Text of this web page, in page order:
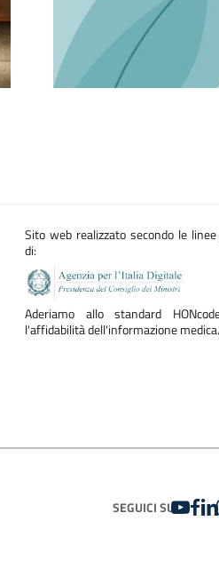
IL DISTURBO DA
Sito web realizzato secondo le
di:
Aderiamo allo standard
l'affidabilità dell'informazione medica.
SEGUICI SU